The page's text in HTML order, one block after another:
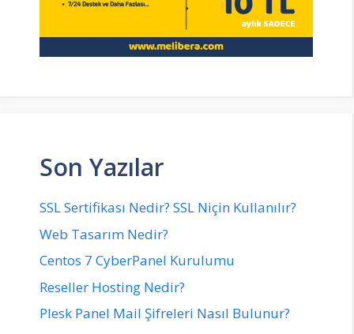
Son Yazılar
SSL Sertifikası Nedir? SSL Niçin Kullanılır?
Web Tasarım Nedir?
Centos 7 CyberPanel Kurulumu
Reseller Hosting Nedir?
Plesk Panel Mail Şifreleri Nasıl Bulunur?